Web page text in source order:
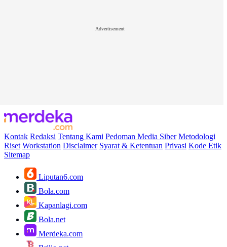
Advertisement
Kontak Redaksi Tentang Kami Pedoman Media Siber Metodologi
Riset Workstation Disclaimer Syarat & Ketentuan Privasi Kode Etik
Sitemap
Liputan6.com
Bola.com
Kapanlagi.com
Bola.net
Merdeka.com